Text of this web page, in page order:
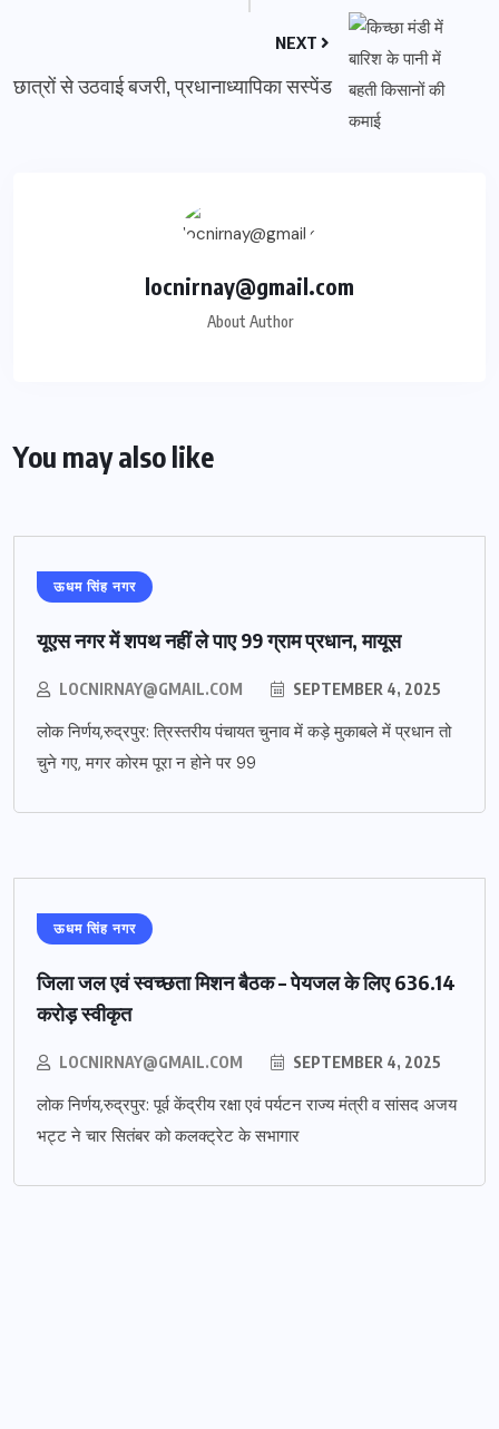
NEXT
छात्रों से उठवाई बजरी, प्रधानाध्यापिका सस्पेंड
locnirnay@gmail.com
About Author
You may also like
ऊधम सिंह नगर
यूएस नगर में शपथ नहीं ले पाए 99 ग्राम प्रधान, मायूस
LOCNIRNAY@GMAIL.COM SEPTEMBER 4, 2025
लोक निर्णय,रुद्रपुर: त्रिस्तरीय पंचायत चुनाव में कड़े मुकाबले में प्रधान तो
चुने गए, मगर कोरम पूरा न होने पर 99
ऊधम सिंह नगर
जिला जल एवं स्वच्छता मिशन बैठक – पेयजल के लिए 636.14
करोड़ स्वीकृत
LOCNIRNAY@GMAIL.COM SEPTEMBER 4, 2025
लोक निर्णय,रुद्रपुर: पूर्व केंद्रीय रक्षा एवं पर्यटन राज्य मंत्री व सांसद अजय
भट्ट ने चार सितंबर को कलक्ट्रेट के सभागार